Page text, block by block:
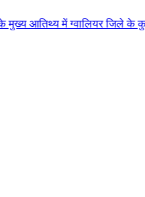
जिले के कुलैथ में विशाल